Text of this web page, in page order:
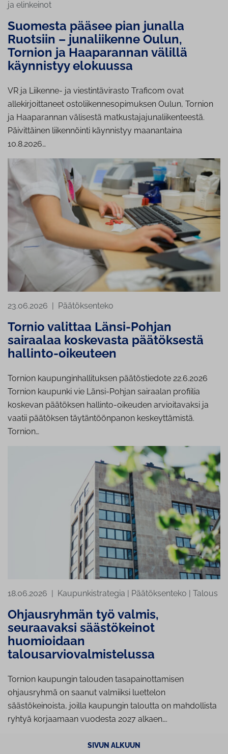
ja elinkeinot
Suomesta pääsee pian junalla
Ruotsiin – junaliikenne Oulun,
Tornion ja Haaparannan välillä
käynnistyy elokuussa
VR ja Liikenne- ja viestintävirasto Traficom ovat
allekirjoittaneet ostoliikennesopimuksen Oulun, Tornion
ja Haaparannan välisestä matkustajajunaliikenteestä.
Päivittäinen liikennöinti käynnistyy maanantaina
10.8.2026…
23.06.2026 | Päätöksenteko
Tornio valittaa Länsi-Pohjan
sairaalaa koskevasta päätöksestä
hallinto-oikeuteen
Tornion kaupunginhallituksen päätöstiedote 22.6.2026
Tornion kaupunki vie Länsi-Pohjan sairaalan profiilia
koskevan päätöksen hallinto-oikeuden arvioitavaksi ja
vaatii päätöksen täytäntöönpanon keskeyttämistä.
Tornion…
18.06.2026 | Kaupunkistrategia | Päätöksenteko | Talous
Ohjausryhmän työ valmis,
seuraavaksi säästökeinot
huomioidaan
talousarviovalmistelussa
Tornion kaupungin talouden tasapainottamisen
ohjausryhmä on saanut valmiiksi luettelon
säästökeinoista, joilla kaupungin taloutta on mahdollista
ryhtyä korjaamaan vuodesta 2027 alkaen….
SIVUN ALKUUN